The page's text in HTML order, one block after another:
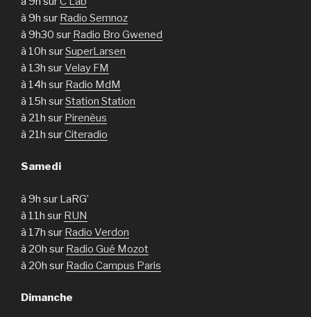
à 9h sur Radio Semnoz
à 9h30 sur Radio Bro Gwened
à 10h surSuperLarsen
à 13h surVelay FM
à 14h sur Radio MdM
à 15h surStation Station
à 21h sur Pirenèus
à 21h surCiteradio
Samedi
à 9h sur LaRG’
à 11h sur RUN
à 17h sur Radio Verdon
à 20h sur Radio Gué Mozot
à 20h sur Radio Campus Paris
Dimanche